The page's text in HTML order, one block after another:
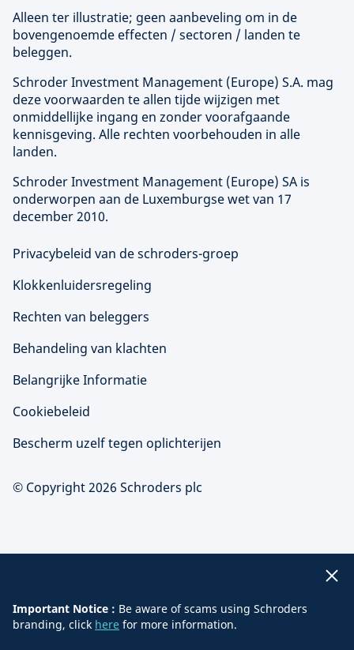
Alleen ter illustratie; geen aanbeveling om in de
bovengenoemde effecten / sectoren / landen te
beleggen.
Schroder Investment Management (Europe) S.A. mag
deze voorwaarden te allen tijde wijzigen met
onmiddellijke ingang en zonder voorafgaande
kennisgeving. Alle rechten voorbehouden in alle
landen.
Schroder Investment Management (Europe) SA is
onderworpen aan de Luxemburgse wet van 17
december 2010.
Privacybeleid van de schroders-groep
Klokkenluidersregeling
Rechten van beleggers
Behandeling van klachten
Belangrijke Informatie
Cookiebeleid
Bescherm uzelf tegen oplichterijen
© Copyright 2026 Schroders plc
Important Notice : Be aware of scams using Schroders
branding, click here for more information.